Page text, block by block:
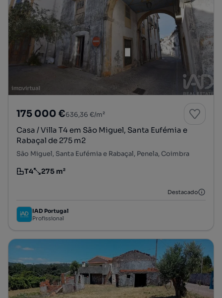
175 000 €636,36 €/m²
Casa / Villa T4 em São Miguel, Santa Eufémia e
Rabaçal de 275 m2
São Miguel, Santa Eufémia e Rabaçal, Penela, Coimbra
Tipologia
T4
Preço por metro quadrado
275 m²
Destacado
IAD Portugal
Profissional